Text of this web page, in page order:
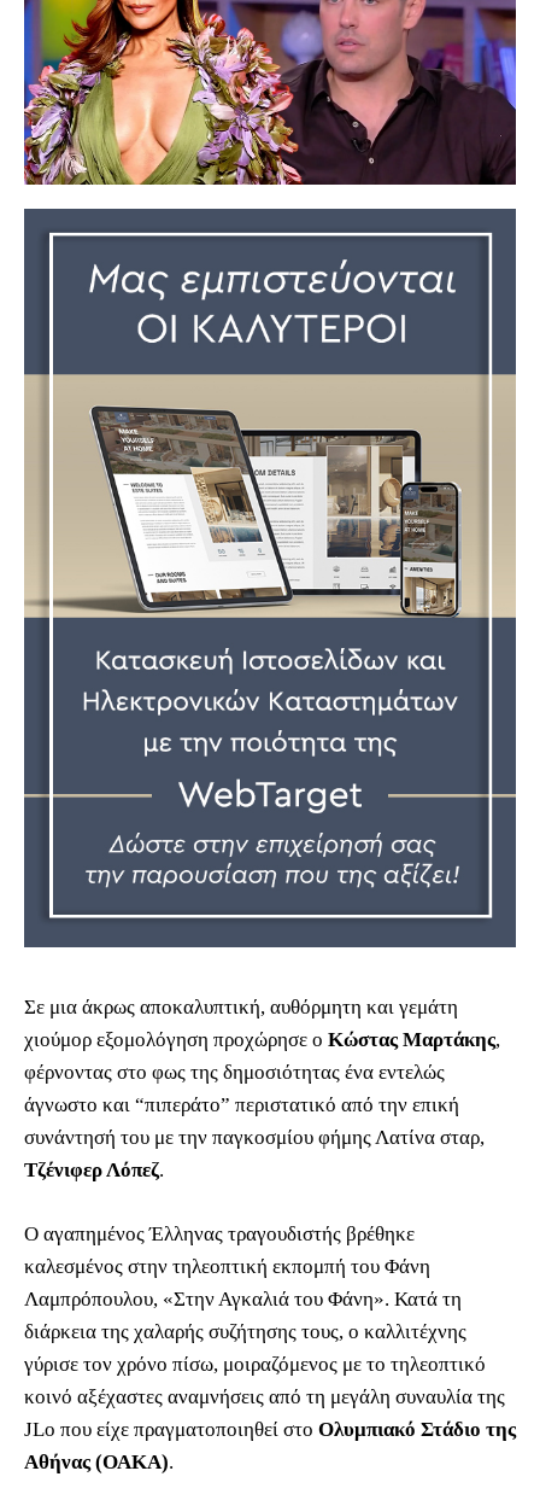
Σε μια άκρως αποκαλυπτική, αυθόρμητη και γεμάτη
χιούμορ εξομολόγηση προχώρησε ο Κώστας Μαρτάκης,
φέρνοντας στο φως της δημοσιότητας ένα εντελώς
άγνωστο και “πιπεράτο” περιστατικό από την επική
συνάντησή του με την παγκοσμίου φήμης Λατίνα σταρ,
Τζένιφερ Λόπεζ.
Ο αγαπημένος Έλληνας τραγουδιστής βρέθηκε
καλεσμένος στην τηλεοπτική εκπομπή του Φάνη
Λαμπρόπουλου, «Στην Αγκαλιά του Φάνη». Κατά τη
διάρκεια της χαλαρής συζήτησης τους, ο καλλιτέχνης
γύρισε τον χρόνο πίσω, μοιραζόμενος με το τηλεοπτικό
κοινό αξέχαστες αναμνήσεις από τη μεγάλη συναυλία της
JLo που είχε πραγματοποιηθεί στο Ολυμπιακό Στάδιο της
Αθήνας (ΟΑΚΑ).